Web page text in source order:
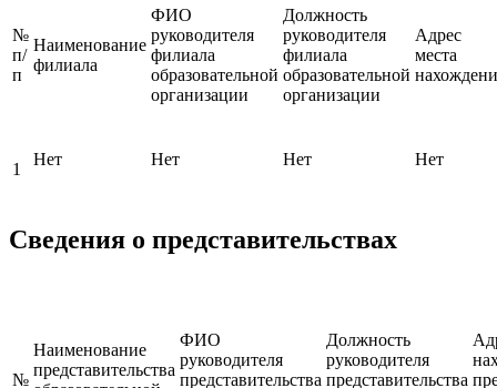
№
п/
п
Наименование
филиала
ФИО
руководителя
филиала
образовательной
организации
Должность
руководителя
филиала
образовательной
организации
Адрес
места
1
Нет Нет Нет Нет
Сведения о представительствах
№
Наименование
представительства
ФИО
руководителя
представительства
Должность
руководителя
представительства